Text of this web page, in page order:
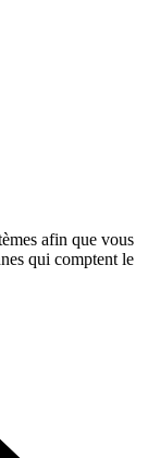
afin que vous
qui comptent le